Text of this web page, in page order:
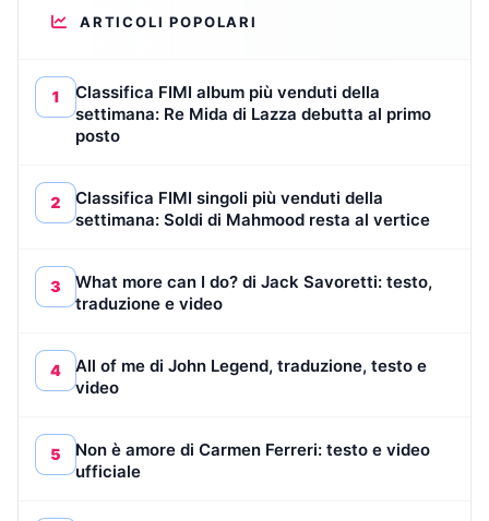
ARTICOLI POPOLARI
1
Classifica FIMI album più venduti della
settimana: Re Mida di Lazza debutta al primo
posto
2
Classifica FIMI singoli più venduti della
settimana: Soldi di Mahmood resta al vertice
3
What more can I do? di Jack Savoretti: testo,
traduzione e video
4
All of me di John Legend, traduzione, testo e
video
5
Non è amore di Carmen Ferreri: testo e video
ufficiale